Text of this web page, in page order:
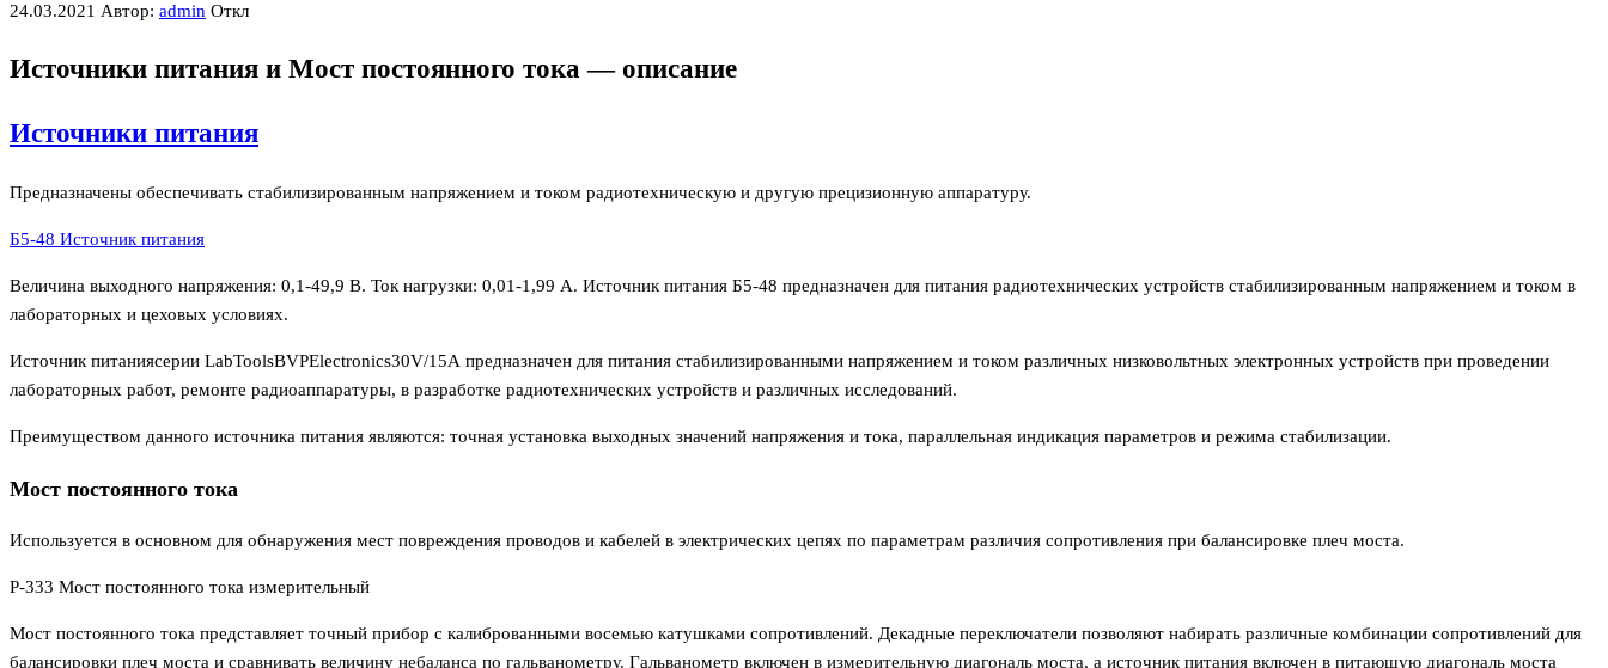
24.03.2021 Автор: admin Откл
Источники питания и Мост постоянного тока — описание
Источники питания
Предназначены обеспечивать стабилизированным напряжением и током радиотехническую и другую прецизионную аппаратуру.
Б5-48 Источник питания
Величина выходного напряжения: 0,1-49,9 В. Ток нагрузки: 0,01-1,99 А. Источник питания Б5-48 предназначен для питания радиотехнических устройств стабилизированным напряжением и током в
лабораторных и цеховых условиях.
Источник питаниясерии LabToolsBVPElectronics30V/15А предназначен для питания стабилизированными напряжением и током различных низковольтных электронных устройств при проведении
лабораторных работ, ремонте радиоаппаратуры, в разработке радиотехнических устройств и различных исследований.
Преимуществом данного источника питания являются: точная установка выходных значений напряжения и тока, параллельная индикация параметров и режима стабилизации.
Мост постоянного тока
Используется в основном для обнаружения мест повреждения проводов и кабелей в электрических цепях по параметрам различия сопротивления при балансировке плеч моста.
Р-333 Мост постоянного тока измерительный
Мост постоянного тока представляет точный прибор с калиброванными восемью катушками сопротивлений. Декадные переключатели позволяют набирать различные комбинации сопротивлений для
балансировки плеч моста и сравнивать величину небаланса по гальванометру. Гальванометр включен в измерительную диагональ моста, а источник питания включен в питающую диагональ моста